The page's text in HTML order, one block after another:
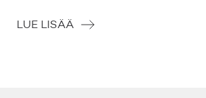
LUE LISÄÄ